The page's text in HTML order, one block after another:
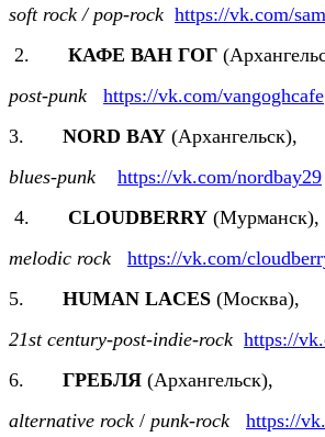
soft rock / pop-rock https://vk.com/
2. КАФЕ ВАН ГОГ
post-punk
https://vk.com/vangoghcafe
3. NORD BAY
blues-punk
https://vk.com/nordbay29
4. CLOUDBERRY
melodic rock
https://vk.com/
5. HUMAN LACES
21st century-post-indie-rock https://
6.
ГРЕБЛЯ
alternative rock / punk-rock https://